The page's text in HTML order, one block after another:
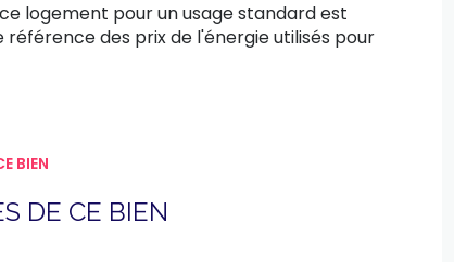
logement pour un usage standard est
référence des prix de l'énergie utilisés pour
BIEN
DE CE BIEN